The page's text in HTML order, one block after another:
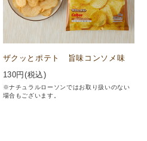
ザクッとポテト 旨味コンソメ味
130円(税込)
※ナチュラルローソンではお取り扱いのない
場合もございます。